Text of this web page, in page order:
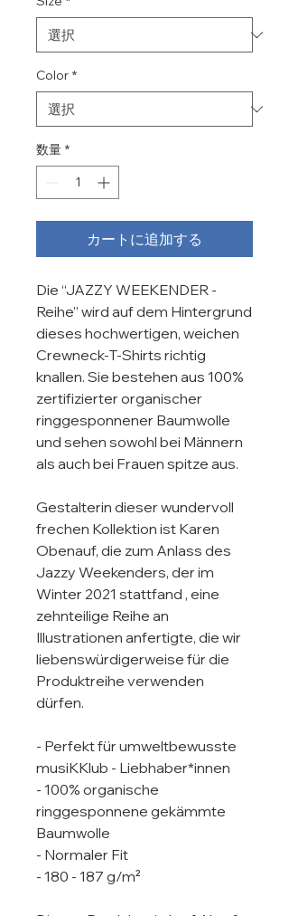
Color *
数量 *
カートに追加する
Die “JAZZY WEEKENDER -
Reihe” wird auf dem Hintergrund
dieses hochwertigen, weichen
Crewneck-T-Shirts richtig
knallen. Sie bestehen aus 100%
zertifizierter organischer
ringgesponnener Baumwolle
und sehen sowohl bei Männern
als auch bei Frauen spitze aus.
Gestalterin dieser wundervoll
frechen Kollektion ist Karen
Obenauf, die zum Anlass des
Jazzy Weekenders, der im
Winter 2021 stattfand , eine
zehnteilige Reihe an
Illustrationen anfertigte, die wir
liebenswürdigerweise für die
Produktreihe verwenden
dürfen.
- Perfekt für umweltbewusste
musiKKlub - Liebhaber*innen
- 100% organische
ringgesponnene gekämmte
Baumwolle
- Normaler Fit
- 180 - 187 g/m²